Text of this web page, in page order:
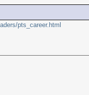
pts_career.html